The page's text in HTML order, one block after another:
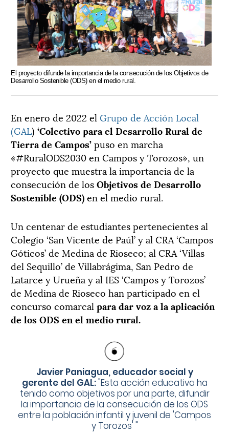
El proyecto difunde la importancia de la consecución de los Objetivos de
Desarrollo Sostenible (ODS) en el medio rural.
En enero de 2022 el Grupo de Acción Local
(GAL) ‘Colectivo para el Desarrollo Rural de
Tierra de Campos’puso en marcha
«#RuralODS2030 en Campos y Torozos», un
proyecto que muestra la importancia de la
consecución de losObjetivos de Desarrollo
Sostenible (ODS)en el medio rural.
Un centenar de estudiantes pertenecientes al
Colegio ‘San Vicente de Paúl’ y al CRA ‘Campos
Góticos’ de Medina de Rioseco; al CRA ‘Villas
del Sequillo’ de Villabrágima, San Pedro de
Latarce y Urueña y al IES ‘Campos y Torozos’
de Medina de Rioseco han participado en el
concurso comarcal para dar voz a la aplicación
de los ODS en el medio rural.
Javier Paniagua, educador social y
gerente del GAL:"Esta acción educativa ha
tenido como objetivos por una parte, difundir
la importancia de la consecución de los ODS
entre la población infantil y juvenil de 'Campos
y Torozos' "